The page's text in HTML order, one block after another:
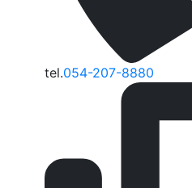
tel.054-207-8880